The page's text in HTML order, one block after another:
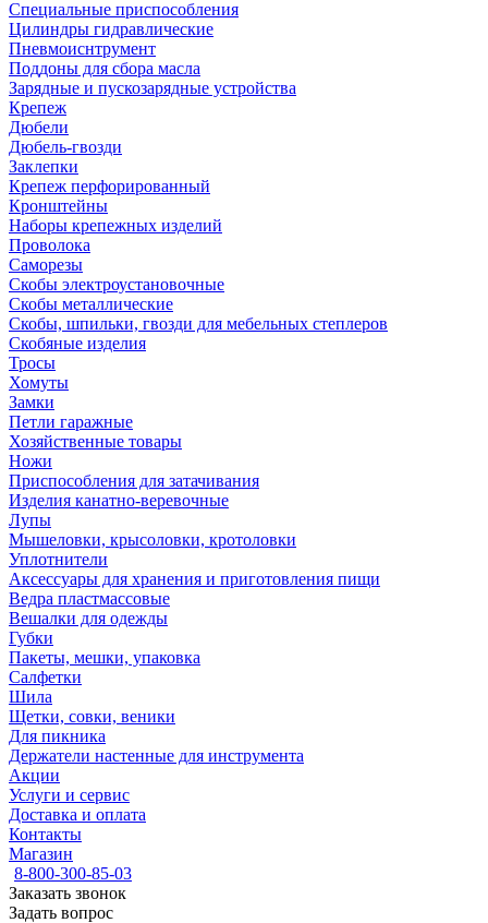
Специальные приспособления
Цилиндры гидравлические
Пневмоиснтрумент
Поддоны для сбора масла
Зарядные и пускозарядные устройства
Крепеж
Дюбели
Дюбель-гвозди
Заклепки
Крепеж перфорированный
Кронштейны
Наборы крепежных изделий
Проволока
Саморезы
Скобы электроустановочные
Скобы металлические
Скобы, шпильки, гвозди для мебельных степлеров
Скобяные изделия
Тросы
Хомуты
Замки
Петли гаражные
Хозяйственные товары
Ножи
Приспособления для затачивания
Изделия канатно-веревочные
Лупы
Мышеловки, крысоловки, кротоловки
Уплотнители
Аксессуары для хранения и приготовления пищи
Ведра пластмассовые
Вешалки для одежды
Губки
Пакеты, мешки, упаковка
Салфетки
Шила
Щетки, совки, веники
Для пикника
Держатели настенные для инструмента
Акции
Услуги и сервис
Доставка и оплата
Контакты
Магазин
8-800-300-85-03
Заказать звонок
Задать вопрос